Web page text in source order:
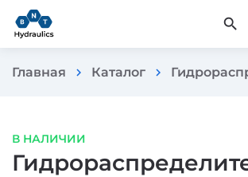
search
Главная chevron_right Каталог chevron_right
В НАЛИЧИИ